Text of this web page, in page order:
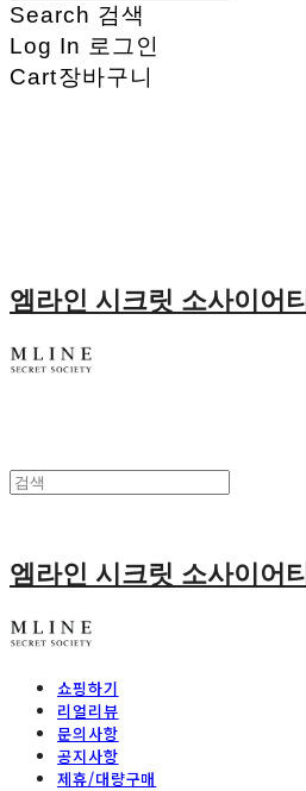
Search 검색
Log In 로그인
Cart장바구니
엠라인 시크릿 소사이어티
엠라인 시크릿 소사이어티
쇼핑하기
리얼리뷰
문의사항
공지사항
제휴/대량구매